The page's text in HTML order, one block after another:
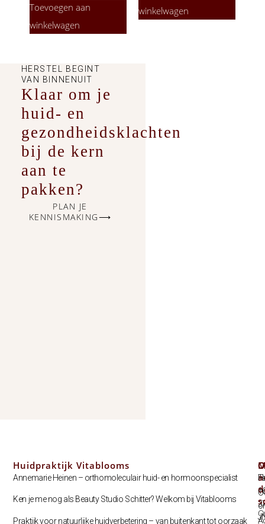
Toevoegen aan
winkelwagen
winkelwagen
HERSTEL BEGINT
VAN BINNENUIT
Klaar om je
huid- en
gezondheidsklachten
bij de kern
aan te
pakken?
PLAN JE
KENNISMAKING⟶
Huidpraktijk Vitablooms
Annemarie Heinen – orthomoleculair huid- en hormoonspecialist
Ken je me nog als Beauty Studio Schitter? Welkom bij Vitablooms
Praktijk voor natuurlijke huidverbetering – van buitenkant tot oorzaak